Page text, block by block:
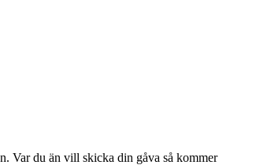
Var du än vill skicka din gåva så kommer